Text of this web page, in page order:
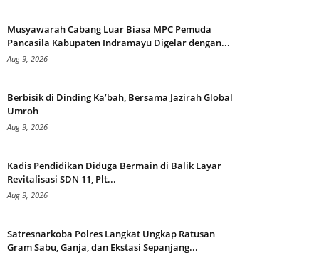
Musyawarah Cabang Luar Biasa MPC Pemuda
Pancasila Kabupaten Indramayu Digelar dengan...
Aug 9, 2026
Berbisik di Dinding Ka’bah, Bersama Jazirah Global
Umroh
Aug 9, 2026
Kadis Pendidikan Diduga Bermain di Balik Layar
Revitalisasi SDN 11, Plt...
Aug 9, 2026
Satresnarkoba Polres Langkat Ungkap Ratusan
Gram Sabu, Ganja, dan Ekstasi Sepanjang...